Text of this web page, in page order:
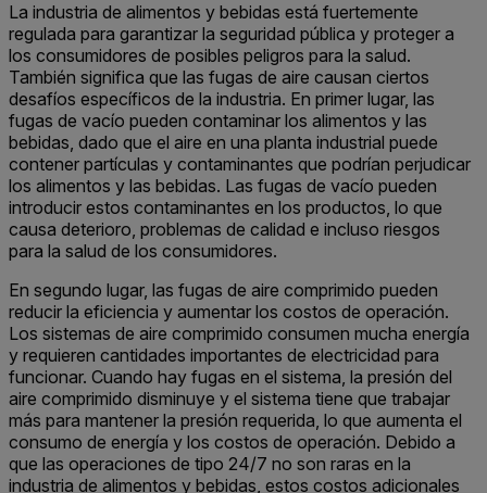
La industria de alimentos y bebidas está fuertemente
regulada para garantizar la seguridad pública y proteger a
los consumidores de posibles peligros para la salud.
También significa que las fugas de aire causan ciertos
desafíos específicos de la industria. En primer lugar, las
fugas de vacío pueden contaminar los alimentos y las
bebidas, dado que el aire en una planta industrial puede
contener partículas y contaminantes que podrían perjudicar
los alimentos y las bebidas. Las fugas de vacío pueden
introducir estos contaminantes en los productos, lo que
causa deterioro, problemas de calidad e incluso riesgos
para la salud de los consumidores.
En segundo lugar, las fugas de aire comprimido pueden
reducir la eficiencia y aumentar los costos de operación.
Los sistemas de aire comprimido consumen mucha energía
y requieren cantidades importantes de electricidad para
funcionar. Cuando hay fugas en el sistema, la presión del
aire comprimido disminuye y el sistema tiene que trabajar
más para mantener la presión requerida, lo que aumenta el
consumo de energía y los costos de operación. Debido a
que las operaciones de tipo 24/7 no son raras en la
industria de alimentos y bebidas, estos costos adicionales